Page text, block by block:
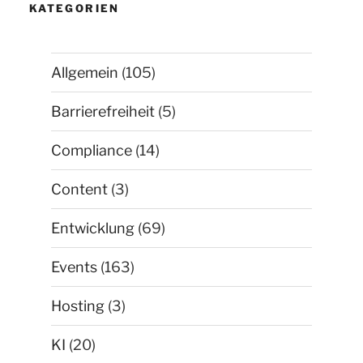
KATEGORIEN
Allgemein (105)
Barrierefreiheit (5)
Compliance (14)
Content (3)
Entwicklung (69)
Events (163)
Hosting (3)
KI (20)